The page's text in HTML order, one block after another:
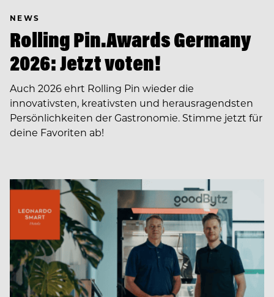
NEWS
Rolling Pin.Awards Germany
2026: Jetzt voten!
Auch 2026 ehrt Rolling Pin wieder die
innovativsten, kreativsten und herausragendsten
Persönlichkeiten der Gastronomie. Stimme jetzt für
deine Favoriten ab!